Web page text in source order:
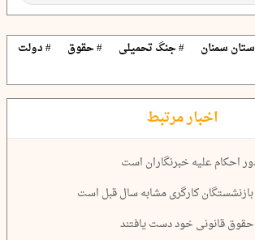
سمنان # جنگ تحمیلی # حقوق
# دولت
اخبار مرتبط
احکام علیه خبرنگاران است
کارگری مشابه سال قبل است
حقوق قانونی خود دست یافتند